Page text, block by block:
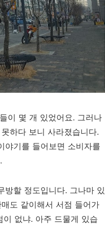
이 몇 개 있었어요. 그러나
하다 보니 사라졌습니다.
야기를 들어보면 소비자를
방할 정도입니다. 그나마 있
도 같이해서 서점 들어가
없냐. 아주 드물게 있습